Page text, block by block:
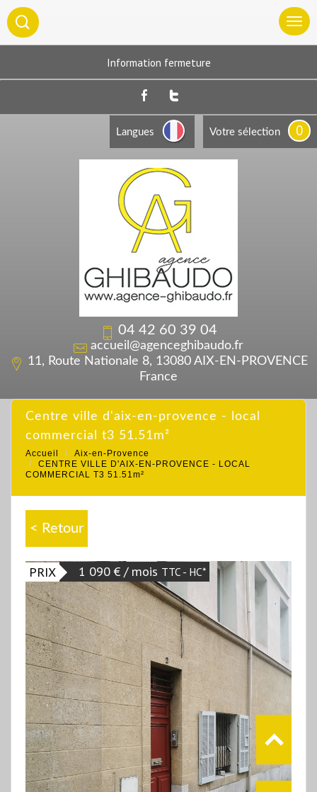
Information fermeture
Langues Votre sélection 0
04 42 60 39 04
accueil@agenceghibaudo.fr
11, Route Nationale 8, 13080 AIX-EN-PROVENCE
France
centre ville d'aix-en-provence - local
commercial t3 51.51m²
Accueil
Aix-en-Provence
CENTRE VILLE D'AIX-EN-PROVENCE - LOCAL
COMMERCIAL T3 51.51m²
< Retour
PRIX 1 090 € / mois TTC - HC*